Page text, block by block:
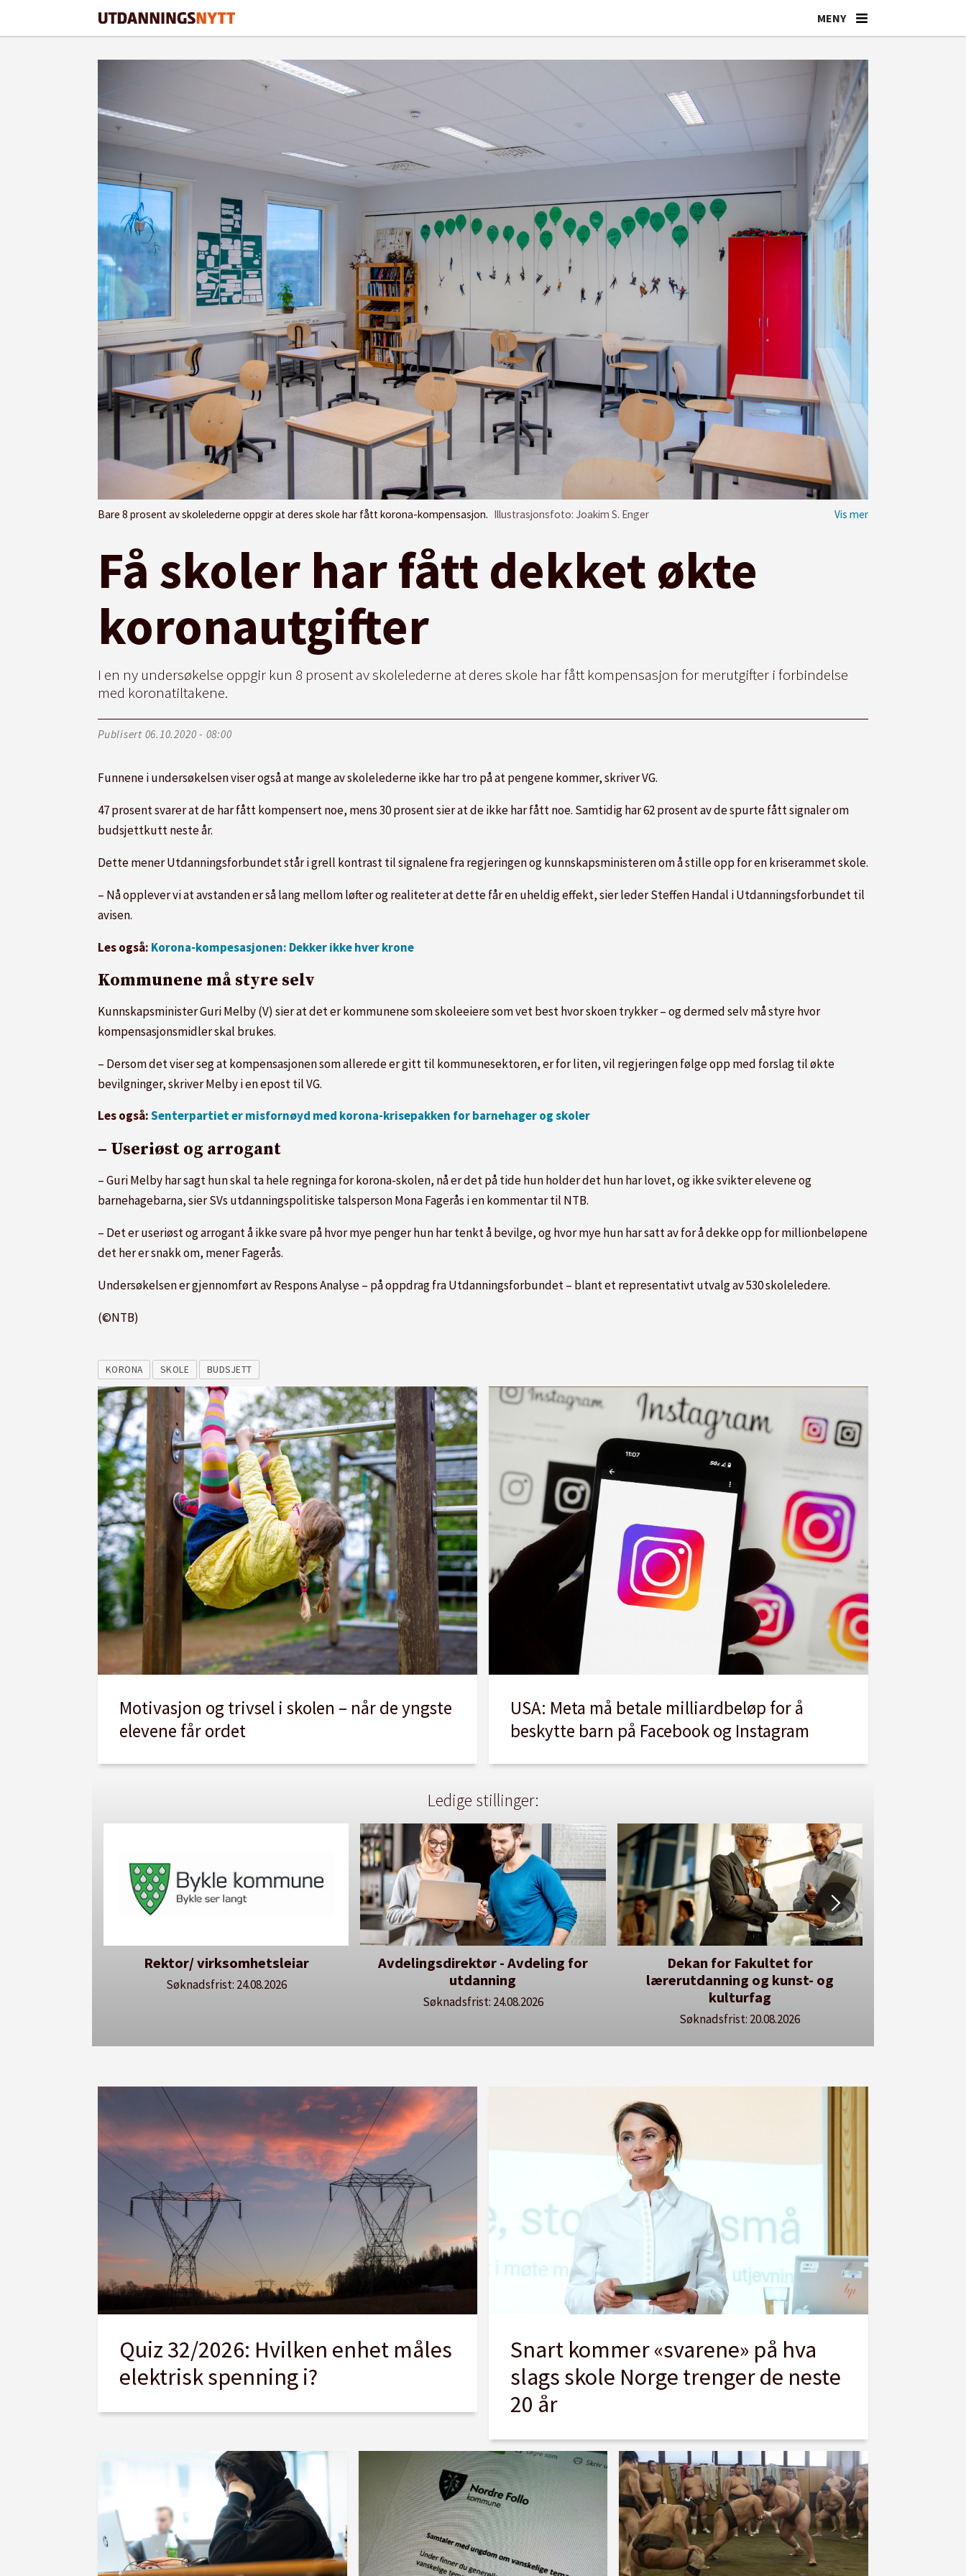
Bare 8 prosent av skolelederne oppgir at deres skole har fått korona-kompensasjon. Illustrasjonsfoto: Joakim S. Enger
Få skoler har fått dekket økte
koronautgifter
I en ny undersøkelse oppgir kun 8 prosent av skolelederne at deres skole har fått kompensasjon for merutgifter i forbindelse
med koronatiltakene.
Publisert 06.10.2020 - 08:00
Funnene i undersøkelsen viser også at mange avskolelederne ikke har tro på at pengene kommer, skriver VG.
47 prosent svarer at de har fått kompensert noe, mens 30 prosent sier at de ikke har fått noe. Samtidig har 62 prosent av de spurte fått signaler om
budsjettkutt neste år.
Dette mener Utdanningsforbundet står i grell kontrast til signalene fra regjeringen og kunnskapsministeren om å stille opp for en kriserammetskole.
– Nå opplever vi at avstanden er så lang mellom løfter og realiteter at dette får en uheldig effekt, sier leder Steffen Handal i Utdanningsforbundet til
avisen.
Les også: Korona-kompesasjonen: Dekker ikke hver krone
Kommunene må styre selv
Kunnskapsminister Guri Melby (V) sier at det er kommunene somskoleeiere som vet best hvor skoen trykker – og dermed selv må styre hvor
kompensasjonsmidler skal brukes.
– Dersom det viser seg at kompensasjonen som allerede er gitt til kommunesektoren, er for liten, vil regjeringen følge opp med forslag til økte
bevilgninger, skriver Melby i en epost til VG.
Les også:Senterpartiet er misfornøyd med korona-krisepakken for barnehager og skoler
– Useriøst og arrogant
– Guri Melby har sagt hun skal ta hele regninga for korona-skolen, nå er det på tide hun holder det hun har lovet, og ikke svikter elevene og
barnehagebarna, sier SVs utdanningspolitiske talsperson Mona Fagerås i en kommentar til NTB.
– Det er useriøst og arrogant å ikke svare på hvor mye penger hun har tenkt å bevilge, og hvor mye hun har satt av for å dekke opp for millionbeløpene
det her er snakk om, mener Fagerås.
Undersøkelsen er gjennomført av Respons Analyse – på oppdrag fra Utdanningsforbundet – blant et representativt utvalg av 530skoleledere.
(©NTB)
KORONA SKOLE BUDSJETT
Motivasjon og trivsel i skolen – når de yngste
elevene får ordet
USA: Meta må betale milliardbeløp for å
beskytte barn på Facebook og Instagram
Ledige stillinger:
Avdelingsdirektør - Avdeling for
utdanning
Dekan for Fakultet for
lærerutdanning og kunst- og
Her kan du utlyse en ledig stilling
Se våre stillingspakker
Quiz 32/2026: Hvilken enhet måles
elektrisk spenning i?
Snart kommer «svarene» på hva
slags skole Norge trenger de neste
20 år